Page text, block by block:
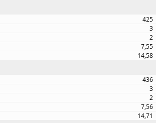
425
3
2
7,55
14,58
436
3
2
7,56
14,71